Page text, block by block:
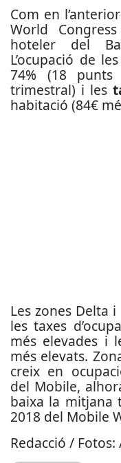
Com en
World
hoteler del
L’ocupació de
74% (18
trimestral) i les
habitació (84€
Les zones Delta
les taxes
més elevades i
més elevats.
creix en
del Mobile,
baixa la mitjana
2018 del Mobile
Redacció / Fotos: